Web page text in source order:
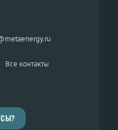
Все контакты